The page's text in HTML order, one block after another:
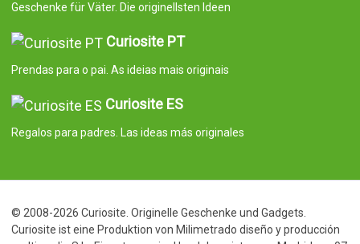
Geschenke für Väter. Die originellsten Ideen
Curiosite PT
Prendas para o pai. As ideias mais originais
Curiosite ES
Regalos para padres. Las ideas más originales
© 2008-2026 Curiosite. Originelle Geschenke und Gadgets.
Curiosite ist eine Produktion von Milimetrado diseño y producción